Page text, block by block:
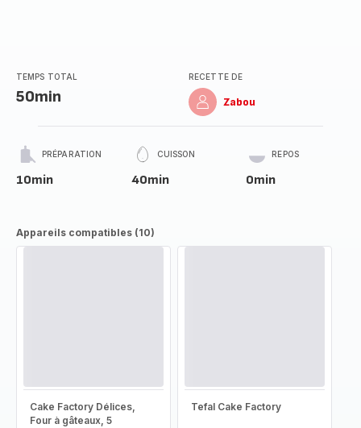
TEMPS TOTAL
50min
RECETTE DE
Zabou
PRÉPARATION
10min
CUISSON
40min
REPOS
0min
Appareils compatibles (10)
Cake Factory Délices,
Four à gâteaux, 5
Tefal Cake Factory